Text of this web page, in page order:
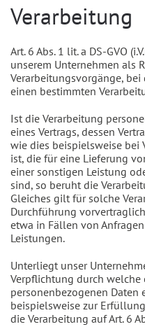
Verarbeitung
Art. 6 Abs. 1 lit. a DS-GVO
unserem Unternehmen als
Verarbeitungsvorgänge,
einen bestimmten
Ist die Verarbeitung
eines Vertrags, dessen
wie dies beispielsweise bei
ist, die für eine Lieferung
einer sonstigen Leistung
sind, so beruht die
Gleiches gilt für solche
Durchführung
etwa in Fällen von
Leistungen.
Unterliegt unser
Verpflichtung durch welche
personenbezogenen
beispielsweise zur
die Verarbeitung auf Art. 6